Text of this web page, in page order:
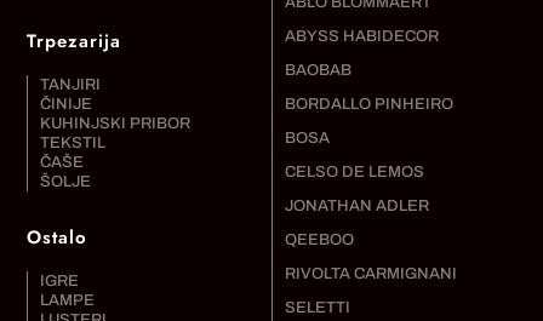
Trpezarija
TANJIRI
ČINIJE
KUHINJSKI PRIBOR
TEKSTIL
ČAŠE
ŠOLJE
Ostalo
IGRE
LAMPE
ABYSS HABIDECOR
BAOBAB
BORDALLO PINHEIRO
BOSA
CELSO DE LEMOS
JONATHAN ADLER
QEEBOO
RIVOLTA CARMIGNANI
SELETTI